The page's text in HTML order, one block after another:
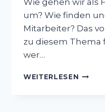
Wie gehen wir als
um? Wie finden
Mitarbeiter? Das
zu diesem Thema
wer…
WEITERLESEN WIE